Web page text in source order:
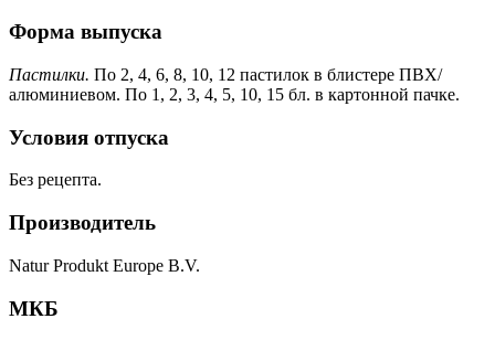
Форма выпуска
Пастилки. По 2, 4, 6, 8, 10, 12 пастилок в блистере ПВХ/
алюминиевом. По 1, 2, 3, 4, 5, 10, 15 бл. в картонной пачке.
Условия отпуска
Без рецепта.
Производитель
Natur Produkt Europe B.V.
МКБ